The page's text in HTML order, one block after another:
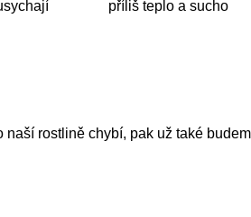
příliš teplo a sucho
naší rostlině chybí, pak už také